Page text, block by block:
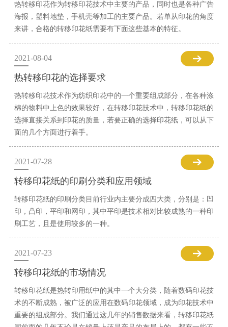
热转移印花作为转移印花技术中主要的产品，同时也是各种广告
海报，塑料地垫，手机壳等加工的主要产品。若单从印花的角度
来讲，合格的转移印花纸需要有下面这些基本的特征。
2021-08-04
热转移印花的选择要求
热转移印花技术作为纺织印花中的一个重要组成部分，在各种涤
棉的物料中上色的效果较好，在转移印花技术中，转移印花纸的
选择直接关系到印花的质量，若要正确的选择印花纸，可以从下
面的几个方面进行着手。
2021-07-28
转移印花纸的印刷分类和应用领域
转移印花纸的印刷分类目前行业内主要分成四大类，分别是：凹
印，凸印，平印和网印，其中平印是技术相对比较成熟的一种印
刷工艺，且是使用较多的一种。
2021-07-23
转移印花纸的市场情况
转移印花纸是热转印用纸中的其中一个大分类，随着数码印花技
术的不断成熟，被广泛的应用在数码印花领域，成为印花技术中
重要的组成部分。我们通过这几年的销售数据来看，转移印花纸